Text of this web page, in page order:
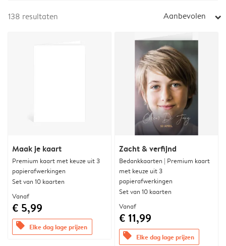
138 resultaten Aanbevolen arrow_right
Maak je kaart
Premium kaart met keuze uit 3
papierafwerkingen
Set van 10 kaarten
Vanaf
€ 5,99
offers Elke dag lage prijzen
Zacht & verfijnd
Bedankkaarten | Premium kaart
met keuze uit 3
papierafwerkingen
Set van 10 kaarten
Vanaf
€ 11,99
offers Elke dag lage prijzen